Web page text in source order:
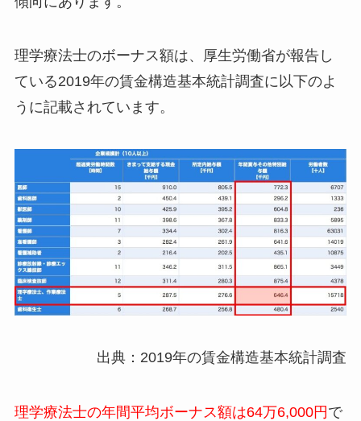
理学療法士のボーナス額は、厚生労働省が報告し
ている2019年の賃金構造基本統計調査に以下のよ
うに記載されています。
出典：2019年の賃金構造基本統計調査
理学療法士の年間平均ボーナス額は64万6,000円で